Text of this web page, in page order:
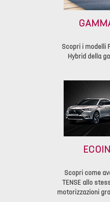
Scopri i modelli
Hybrid della
Scopri come
TENSE allo
motorizzazioni